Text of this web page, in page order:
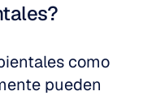
como
pueden